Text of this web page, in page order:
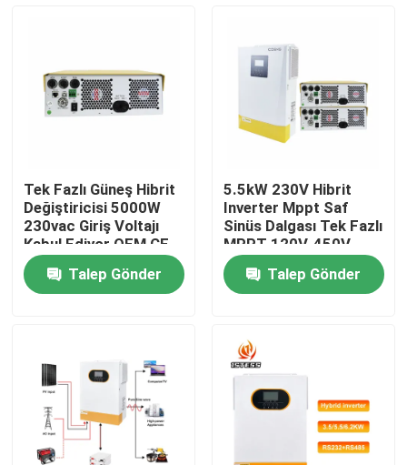
Evde
Hakkımızda
Tek Fazlı Güneş Hibrit
Değiştiricisi 5000W
230vac Giriş Voltajı
Kabul Ediyor OEM CE
IEC Sertifikalı
Talep Gönder
5.5kW 230V Hibrit
Inverter Mppt Saf
Sinüs Dalgası Tek Fazlı
MPPT 120V-450V
Otomatik Algılama
Talep Gönder